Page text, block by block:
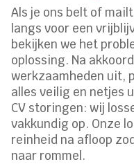
Als je ons belt of
langs voor een
bekijken we het
oplossing. Na
werkzaamheden uit,
alles veilig en netjes
CV storingen: wij
vakkundig op. Onze
reinheid na afloop
naar rommel.